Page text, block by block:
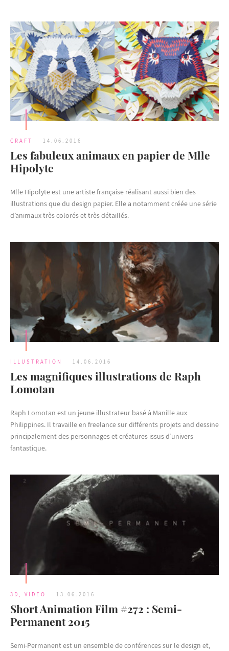
CRAFT 14.06.2016
Les fabuleux animaux en papier de Mlle
Hipolyte
Mlle Hipolyte est une artiste française réalisant aussi bien des
illustrations que du design papier. Elle a notamment créée une série
d’animaux très colorés et très détaillés.
ILLUSTRATION 14.06.2016
Les magnifiques illustrations de Raph
Lomotan
Raph Lomotan est un jeune illustrateur basé à Manille aux
Philippines. Il travaille en freelance sur différents projets and dessine
principalement des personnages et créatures issus d’univers
fantastique.
3D , VIDEO 13.06.2016
Short Animation Film #272 : Semi-
Permanent 2015
Semi-Permanent est un ensemble de conférences sur le design et,